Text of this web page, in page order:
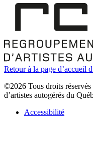
Retour à la page d’accueil
©2026 Tous droits réservés
d’artistes autogérés du
Accessibilité